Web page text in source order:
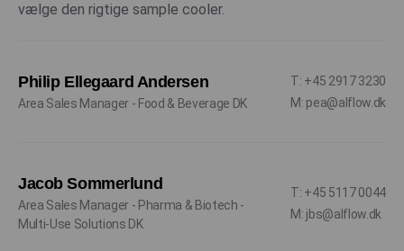
vælge den rigtige sample cooler.
Philip Ellegaard Andersen
Area Sales Manager - Food & Beverage DK
T: +45 2917 3230
M: pea@alflow.dk
Jacob Sommerlund
Area Sales Manager - Pharma & Biotech -
Multi-Use Solutions DK
T: +45 5117 0044
M: jbs@alflow.dk